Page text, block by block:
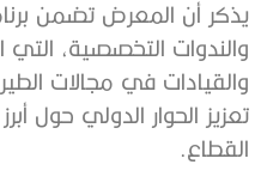
يذكر أن المعرض تضمن
والندوات التخصصية، التي
والقيادات في مجالات
تعزيز الحوار الدولي حول
القطاع.